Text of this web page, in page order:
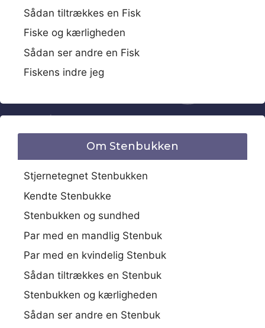
Sådan tiltrækkes en Fisk
Fiske og kærligheden
Sådan ser andre en Fisk
Fiskens indre jeg
Om Stenbukken
Stjernetegnet Stenbukken
Kendte Stenbukke
Stenbukken og sundhed
Par med en mandlig Stenbuk
Par med en kvindelig Stenbuk
Sådan tiltrækkes en Stenbuk
Stenbukken og kærligheden
Sådan ser andre en Stenbuk